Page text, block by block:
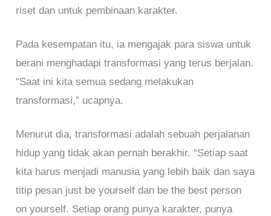
riset dan untuk pembinaan karakter.
Pada kesempatan itu, ia mengajak para siswa untuk
berani menghadapi transformasi yang terus berjalan.
“Saat ini kita semua sedang melakukan
transformasi,” ucapnya.
Menurut dia, transformasi adalah sebuah perjalanan
hidup yang tidak akan pernah berakhir. “Setiap saat
kita harus menjadi manusia yang lebih baik dan saya
titip pesan just be yourself dan be the best person
on yourself. Setiap orang punya karakter, punya